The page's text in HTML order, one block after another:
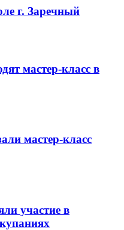
г. Заречный
мастер-класс в
мастер-класс
участие в